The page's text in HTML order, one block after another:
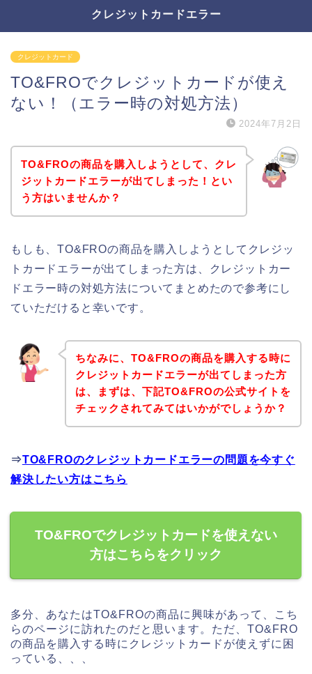
クレジットカードエラー
クレジットカード
TO&FROでクレジットカードが使え
ない！（エラー時の対処方法）
2024年7月2日
TO&FROの商品を購入しようとして、クレ
ジットカードエラーが出てしまった！とい
う方はいませんか？
もしも、TO&FROの商品を購入しようとしてクレジッ
トカードエラーが出てしまった方は、クレジットカー
ドエラー時の対処方法についてまとめたので参考にし
ていただけると幸いです。
ちなみに、TO&FROの商品を購入する時に
クレジットカードエラーが出てしまった方
は、まずは、下記TO&FROの公式サイトを
チェックされてみてはいかがでしょうか？
⇒TO&FROのクレジットカードエラーの問題を今すぐ
解決したい方はこちら
TO&FROでクレジットカードを使えない
方はこちらをクリック
多分、あなたはTO&FROの商品に興味があって、こち
らのページに訪れたのだと思います。ただ、TO&FRO
の商品を購入する時にクレジットカードが使えずに困
っている、、、